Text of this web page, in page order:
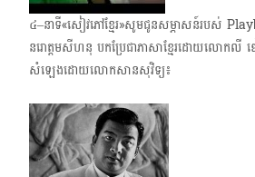
៤–នាទី«សៀវភៅខ្មែរ»សូមជូនសម្ភាសន៍របស់
នរោត្តមសីហនុ បកប្រែជាភាសាខ្មែរដោយលោកលី ឌ
សំឡេង​ដោយលោក​សានសុវិទ្យ៖